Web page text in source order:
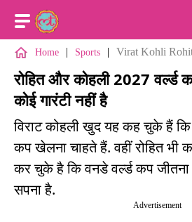
Home | Sports | Virat Kohli
रोहित और कोहली 2027 वर्ल्ड
कोई गारंटी नहीं है
विराट कोहली खुद यह कह चुके हैं कि
कप खेलना चाहते हैं. वहीं रोहित भी
कर चुके है कि वनडे वर्ल्ड कप
सपना है.
Advertisement